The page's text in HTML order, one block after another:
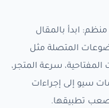
ابدأ بالمقال
المتصلة مثل
سرعة المتجر،
سيو إلى إجراءات
تطبيقها.